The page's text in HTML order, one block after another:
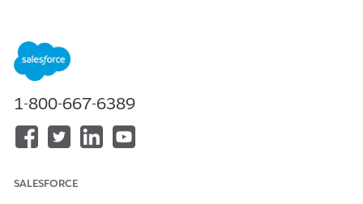
Käytettävissä: Lightning Experiencessa
Käytettävissä:
UnlimitedEdition- ja
1-800-667-6389
SALESFORCE